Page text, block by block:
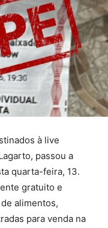
à live
passou a
quarta-feira, 13.
gratuito e
alimentos,
para venda na